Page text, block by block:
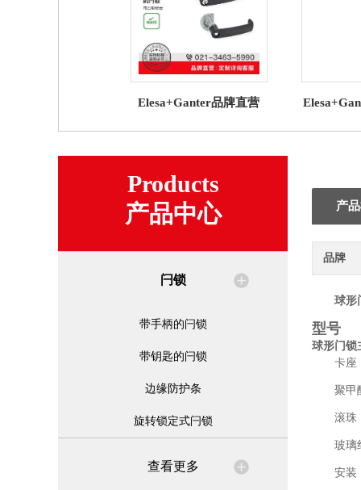
Elesa+Ganter品牌直营
的闩锁 带凸轮锁舌
密封条
Products
产品中心
闩锁
带手柄的闩锁
带钥匙的闩锁
边缘防护条
旋转锁定式闩锁
查看更多
产
品牌
球形
型号
球形门锁
卡座
聚甲
滚珠
玻璃
安装